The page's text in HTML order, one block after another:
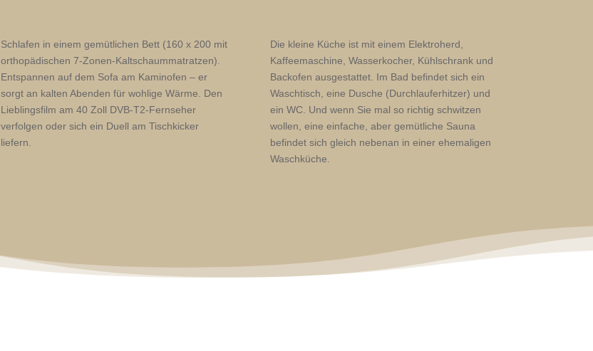
Schlafen in einem gemütlichen Bett (160 x 200 mit
orthopädischen 7-Zonen-Kaltschaummatratzen).
Entspannen auf dem Sofa am Kaminofen – er
sorgt an kalten Abenden für wohlige Wärme. Den
Lieblingsfilm am 40 Zoll DVB-T2-Fernseher
verfolgen oder sich ein Duell am Tischkicker
liefern.
Die kleine Küche ist mit einem Elektroherd,
Kaffeemaschine, Wasserkocher, Kühlschrank und
Backofen ausgestattet. Im Bad befindet sich ein
Waschtisch, eine Dusche (Durchlauferhitzer) und
ein WC. Und wenn Sie mal so richtig schwitzen
wollen, eine einfache, aber gemütliche Sauna
befindet sich gleich nebenan in einer ehemaligen
Waschküche.